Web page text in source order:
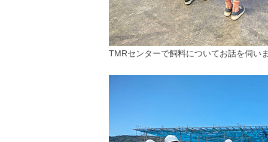
TMRセンターで飼料についてお話を伺い